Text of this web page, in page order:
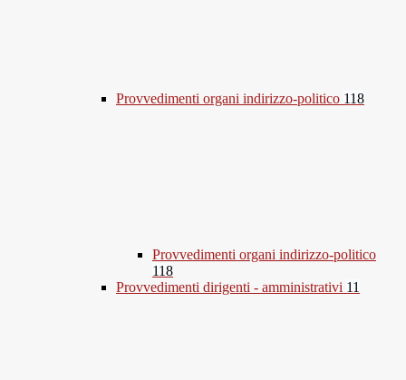
Provvedimenti organi indirizzo-politico 118
Provvedimenti organi indirizzo-politico
118
Provvedimenti dirigenti - amministrativi 11